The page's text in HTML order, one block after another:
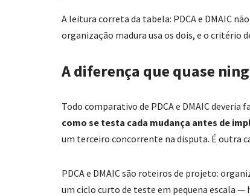
A leitura correta da tabela: PDCA e DMAIC
organização madura usa os dois, e o critério
A diferença que quase
Todo comparativo de PDCA e DMAIC
como se testa cada mudança antes de
um terceiro concorrente na disputa. É outra
PDCA e DMAIC são roteiros de projeto:
um ciclo curto de teste em pequena escala —